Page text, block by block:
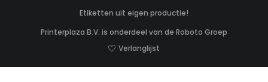
Etiketten uit eigen productie!
Printerplaza B.V. is onderdeel van de Roboto Groep
Verlanglijst